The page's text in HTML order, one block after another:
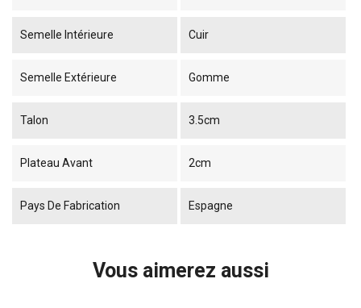
Semelle Intérieure Cuir
Semelle Extérieure Gomme
Talon 3.5cm
Plateau Avant 2cm
Pays De Fabrication Espagne
Vous aimerez aussi